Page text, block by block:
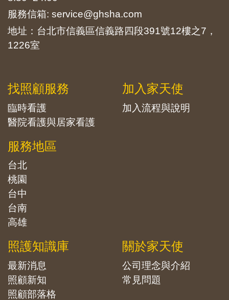
服務信箱: service@ghsha.com
地址：台北市信義區信義路四段391號12樓之7，
1226室
找照顧服務
臨時看護
醫院看護與居家看護
服務地區
台北
桃園
台中
台南
高雄
加入家天使
加入流程與說明
照護知識庫
最新消息
照顧新知
照顧部落格
關於家天使
公司理念與介紹
常見問題